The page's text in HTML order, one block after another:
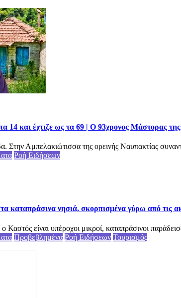
14 και έχτιζε ως τα 69 | Ο 93χρονος Μάστορας
Στην Αμπελακιώτισσα της ορεινής Ναυπακτίας
Ροή Ειδήσεων
καταπράσινα νησιά, σκορπισμένα γύρω από τις
είναι υπέροχοι μικροί, καταπράσινοι
Προβεβλημένα Ροή Ειδήσεων Τουρισμός